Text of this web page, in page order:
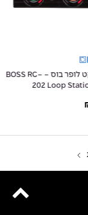
פדל אפקט לופר בוס - BOSS RC-
202 Loop